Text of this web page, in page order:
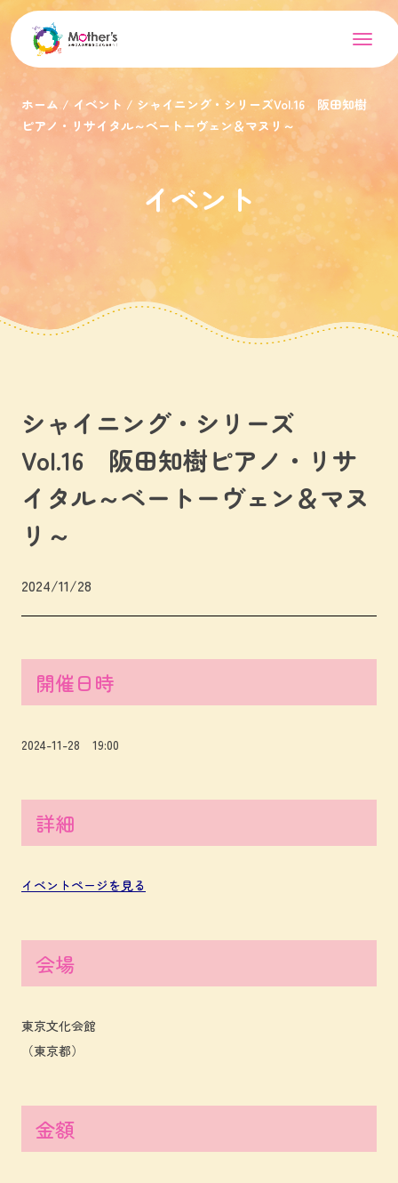
ホーム イベント
シャイニング・シリーズVol.16 阪田知樹
ピアノ・リサイタル～ベートーヴェン＆マヌリ～
イベント
シャイニング・シリーズ
Vol.16 阪田知樹ピアノ・リサ
イタル～ベートーヴェン＆マヌ
リ～
2024/11/28
開催日時
2024-11-28 19:00
詳細
イベントページを見る
会場
東京文化会館
（東京都）
金額